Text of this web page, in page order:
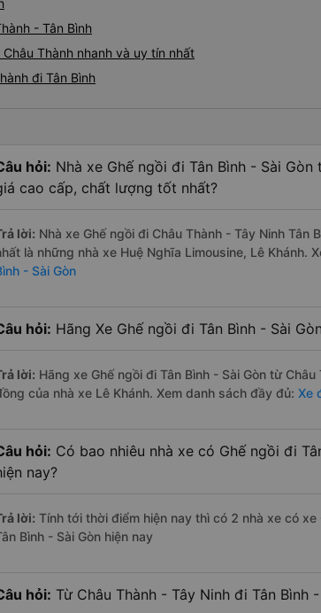
- Tân Bình
Thành nhanh và uy tín nhất
đi Tân Bình
hỏi: Nhà xe Ghế ngồi đi Tân Bình - Sài
cao cấp, chất lượng tốt nhất?
lời: Nhà xe Ghế ngồi đi Châu Thành - Tây Ninh
là những nhà xe Huệ Nghĩa Limousine, Lê Khánh.
- Sài Gòn
hỏi: Hãng Xe Ghế ngồi đi Tân Bình - Sài
lời: Hãng xe Ghế ngồi đi Tân Bình - Sài Gòn từ
của nhà xe Lê Khánh. Xem danh sách đầy đủ: Xe
hỏi: Có bao nhiêu nhà xe có Ghế ngồi đi
nay?
lời: Tính tới thời điểm hiện nay thì có 2 nhà xe có
Bình - Sài Gòn hiện nay
hỏi: Từ Châu Thành - Tây Ninh đi Tân Bình